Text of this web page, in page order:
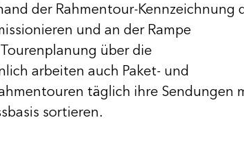
der Rahmentour-Kennzeichnung
und an der Rampe
über die
arbeiten auch Paket- und
täglich ihre Sendungen
sortieren.